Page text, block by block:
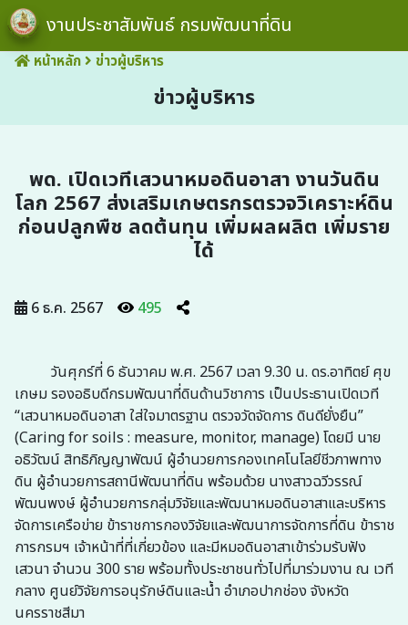
งานประชาสัมพันธ์ กรมพัฒนาที่ดิน
หน้าหลัก ข่าวผู้บริหาร
ข่าวผู้บริหาร
พด. เปิดเวทีเสวนาหมอดินอาสา งานวันดิน
โลก 2567 ส่งเสริมเกษตรกรตรวจวิเคราะห์ดิน
ก่อนปลูกพืช ลดต้นทุน เพิ่มผลผลิต เพิ่มราย
ได้
6 ธ.ค. 2567 495
วันศุกร์ที่ 6 ธันวาคม พ.ศ. 2567 เวลา 9.30 น. ดร.อาทิตย์ ศุข
เกษม รองอธิบดีกรมพัฒนาที่ดินด้านวิชาการ เป็นประธานเปิดเวที
“เสวนาหมอดินอาสา ใส่ใจมาตรฐาน ตรวจวัดจัดการ ดินดียั่งยืน”
(Caring for soils : measure, monitor, manage) โดยมี นาย
อธิวัฒน์ สิทธิภิญญาพัฒน์ ผู้อำนวยการกองเทคโนโลยีชีวภาพทาง
ดิน ผู้อำนวยการสถานีพัฒนาที่ดิน พร้อมด้วย นางสาวฉวีวรรณ์
พัฒนพงษ์ ผู้อำนวยการกลุ่มวิจัยและพัฒนาหมอดินอาสาและบริหาร
จัดการเครือข่าย ข้าราชการกองวิจัยและพัฒนาการจัดการที่ดิน ข้าราช
การกรมฯ เจ้าหน้าที่ที่เกี่ยวข้อง และมีหมอดินอาสาเข้าร่วมรับฟัง
เสวนา จำนวน 300 ราย พร้อมทั้งประชาชนทั่วไปที่มาร่วมงาน ณ เวที
กลาง ศูนย์วิจัยการอนุรักษ์ดินและน้ำ อำเภอปากช่อง จังหวัด
นครราชสีมา